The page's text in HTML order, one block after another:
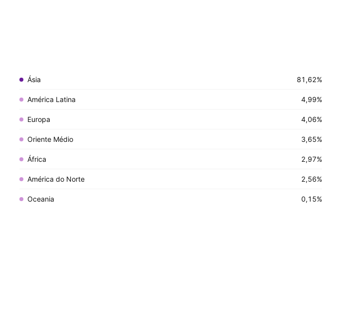
Ásia 81,62%
América Latina 4,99%
Europa 4,06%
Oriente Médio 3,65%
África 2,97%
América do Norte 2,56%
Oceania 0,15%